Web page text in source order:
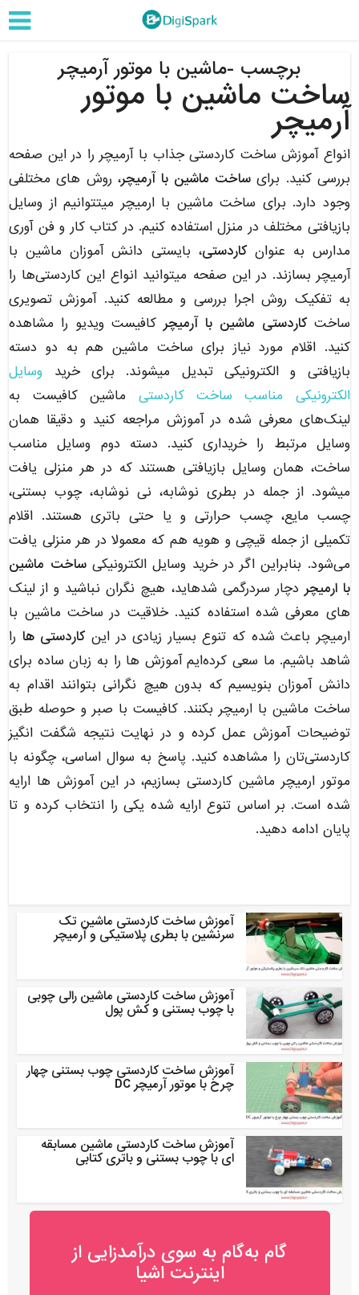
برچسب -ماشین با موتور آرمیچر
ساخت ماشین با موتور
آرمیچر
انواع آموزش ساخت کاردستی جذاب با آرمیچر را در این صفحه
بررسی کنید. برای ساخت ماشین با آرمیچر، روش های مختلفی
وجود دارد. برای ساخت ماشین با ارمیچر میتتوانیم از وسایل
بازیافتی مختلف در منزل استفاده کنیم. در کتاب کار و فن آوری
مدارس به عنوانکاردستی، بایستی دانش آموزان ماشین با
آرمیچر بسازند. در این صفحه میتوانید انواع این کاردستی‌ها را
به تفکیک روش اجرا بررسی و مطالعه کنید. آموزش تصویری
ساختکاردستی ماشین با آرمیچر کافیست ویدیو را مشاهده
کنید. اقلام مورد نیاز برای ساخت ماشین هم به دو دسته
بازیافتی و الکترونیکی تبدیل میشوند. برای خرید وسایل
الکترونیکی مناسب ساخت کاردستی ماشین کافیست به
لینک‌های معرفی شده در آموزش مراجعه کنید و دقیقا همان
وسایل مرتبط را خریداری کنید. دسته دوم وسایل مناسب
ساخت، همان وسایل بازیافتی هستند که در هر منزلی یافت
میشود. از جمله در بطری نوشابه، نی نوشابه، چوب بستنی،
چسب مایع، چسب حرارتی و یا حتی باتری هستند. اقلام
تکمیلی از جمله قیچی و هویه هم که معمولا در هر منزلی یافت
می‌شود. بنابراین اگر در خرید وسایل الکترونیکیساخت ماشین
با ارمیچر
دچار سردرگمی شده‎اید، هیچ نگران نباشید و از لینک
های معرفی شده استفاده کنید. خلاقیت در ساخت ماشین با
ارمیچر باعث شده که تنوع بسیار زیادی در اینکاردستی ها را
شاهد باشیم. ما سعی کرده‌ایم آموزش ها را به زبان ساده برای
دانش آموزان بنویسیم که بدون هیچ نگرانی بتوانند اقدام به
ساخت ماشین با ارمیچر بکنند. کافیست با صبر و حوصله طبق
توضیحات آموزش عمل کرده و در نهایت نتیجه شگفت انگیز
کاردستی‌تان را مشاهده کنید. پاسخ به سوال اساسی، چگونه با
موتور ارمیچر ماشین کاردستی بسازیم، در این آموزش ها ارایه
شده است. بر اساس تنوع ارایه شده یکی را انتخاب کرده و تا
پایان ادامه دهید.
آموزش ساخت کاردستی ماشین تک
سرنشین با بطری پلاستیکی و آرمیچر
آموزش ساخت کاردستی ماشین رالی چوبی
با چوب بستنی و کش پول
آموزش ساخت کاردستی چوب بستنی چهار
چرخ با موتور آرمیچر DC
آموزش ساخت کاردستی ماشین مسابقه
ای با چوب بستنی و باتری کتابی
گام به‌گام به‌ سوی درآمدزایی از
اینترنت اشیا